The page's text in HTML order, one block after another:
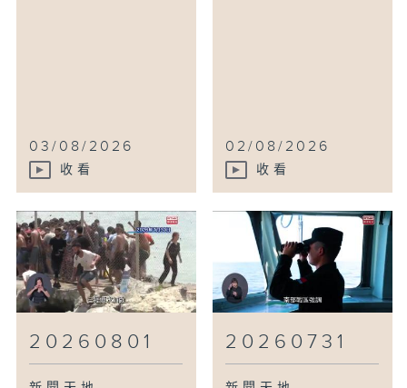
03/08/2026
收看
02/08/2026
收看
20260801 20260731